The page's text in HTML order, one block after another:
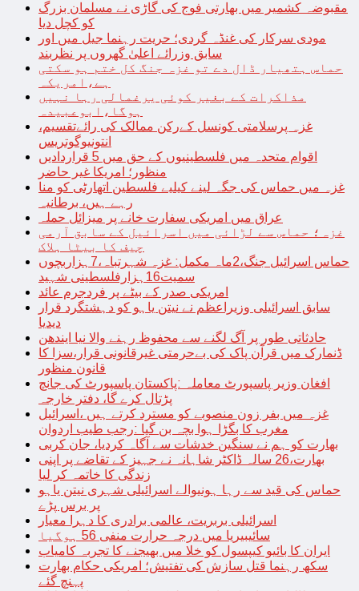
مقبوضہ کشمیر میں بھارتی فوج کی گاڑی نے مسلمان بزرگ
کو کچل دیا
مودی سرکار کی غنڈہ گردی؛ حریت رہنما جیل میں اور
سابق وزرائے اعلیٰ گھروں پر نظربند
حماس ہتھیار ڈال دے تو غزہ جنگ کل ختم ہو سکتی
ہے،امریکہ
مذاکرات کے بغیر کوئی یرغمالی رہا نہیں
ہوگا،ابوعبیدہ
غزہ پرسلامتی کونسل کےرکن ممالک کی رائےتقسیم،
انتونیوگوتریس
اقوام متحدہ میں فلسطینیوں کے حق میں 5 قراردادیں
منظور؛ امریکا غیر حاضر
غزہ میں حماس کی جگہ لینے کیلیے فلسطین اتھارٹی کو منا
رہے ہیں، برطانیہ
عراق میں امریکی سفارت خانے پر میزائل حملہ
غزہ؛ حماس سے لڑائی میں اسرائیل کے سابق آرمی
چیف کا بیٹا ہلاک
حماس اسرائیل جنگ،2ماہ مکمل: غزہ شہرتباہ،7ہزاربچوں
سمیت16ہزارفلسطینی شہید
امریکی صدر کے بیٹے پر فردجرم عائد
سابق اسرائیلی وزیراعظم نے نیتن یاہو کو دہشتگرد قرار
دیدیا
حادثاتی طور پر آگ لگنے سے محفوظ رہنے والا نیا ایندھن
ڈنمارک میں قرآن پاک کی بےحرمتی غیرقانونی قرار،سزا کا
قانون منظور
افغان وزیر پاسپورٹ معاملہ :پاکستان پاسپورٹ کی جانچ
پڑتال کرے گا، دفتر خارجہ
غزہ میں بفر زون منصوبے کو مسترد کرتے ہیں ،اسرائیل
مغرب کا بگڑا ہوا بچہ بن گیا :رجب طیب اردوان
بھارت کو ہم نے سنگین خدشات سے آگاہ کردیا، جان کربی
بھارت،26 سالہ ڈاکٹر شاہانہ نے جہیز کے تقاضے پر اپنی
زندگی کا خاتمہ کر لیا
حماس کی قید سے رہا ہونیوالے اسرائیلی شہری نیتن یاہو
پر برس پڑے
اسرائیلی بربریت، عالمی برادری کا دہرا معیار
سائیبیریا میں درجہ حرارت منفی 56 ہوگیا
ایران کا بائیو کیپسول کو خلا میں بھیجنے کا تجربہ کامیاب
سکھ رہنما قتل سازش کی تفتیش؛ امریکی حکام بھارت
پہنچ گئے